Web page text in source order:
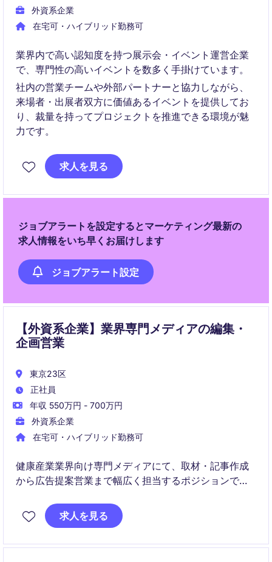
外資系企業
在宅可・ハイブリッド勤務可
業界内で高い認知度を持つ展示会・イベント運営企業
で、専門性の高いイベントを数多く手掛けています。
社内の営業チームや外部パートナーと協力しながら、
来場者・出展者双方に価値あるイベントを提供してお
り、裁量を持ってプロジェクトを推進できる環境が魅
力です。
求人を見る
ジョブアラートを設定するとマーケティング最新の
求人情報をいち早くお届けします
ジョブアラート設定
【外資系企業】業界専門メディアの編集・
企画営業
東京23区
正社員
年収 550万円 - 700万円
外資系企業
在宅可・ハイブリッド勤務可
健康産業業界向け専門メディアにて、取材・記事作成
から広告提案営業まで幅広く担当するポジションで
企業との関係構築を通じて、業界の情報発信とビジネ
ス拡大の両方に貢献していただきます。
求人を見る